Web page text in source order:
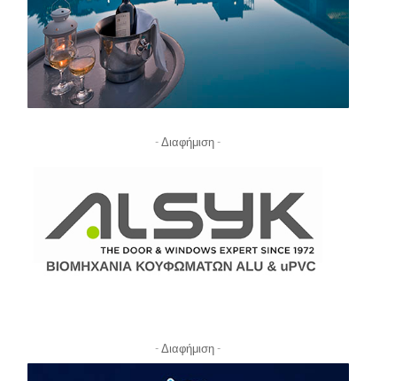
- Διαφήμιση -
- Διαφήμιση -